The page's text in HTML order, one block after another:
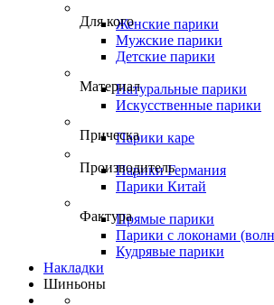
Для когоЖенские парики
Мужские парики
Детские парики
МатериалНатуральные парики
Искусственные парики
ПрическаПарики каре
Производитель
Парики Германия
Парики Китай
ФактураПрямые парики
Парики с локонами
Кудрявые парики
Накладки
Шиньоны